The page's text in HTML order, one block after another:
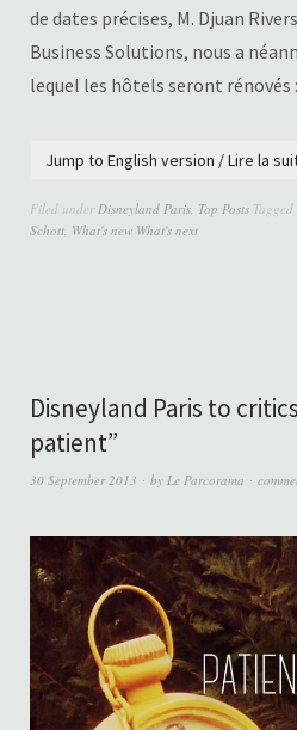
de dates précises, M. Djuan
Business Solutions, nous a
lequel les hôtels seront rénovés :
Jump to English version / Lire la
Filed under Disneyland Paris, Top Posts Tagged
Schott, What's new What's next
Disneyland Paris to
patient”
30 September 2013 by Le Parcorama